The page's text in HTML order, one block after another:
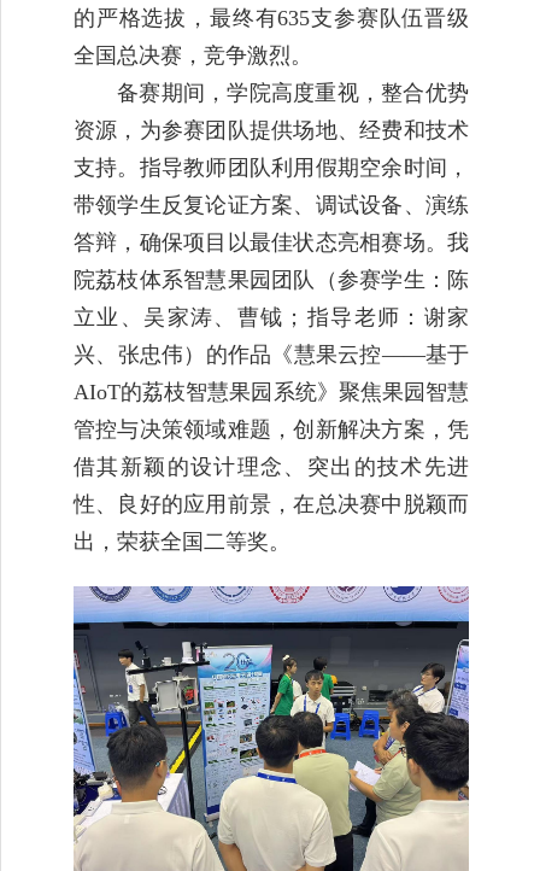
的严格选拔，最终有635支参赛队伍晋级
全国总决赛，竞争激烈。
备赛期间，学院高度重视，整合优势
资源，为参赛团队提供场地、经费和技术
支持。指导教师团队利用假期空余时间，
带领学生反复论证方案、调试设备、演练
答辩，确保项目以最佳状态亮相赛场。我
院荔枝体系智慧果园团队（参赛学生：陈
立业、吴家涛、曹钺；指导老师：谢家
兴、张忠伟）的作品《慧果云控——基于
AIoT的荔枝智慧果园系统》聚焦果园智慧
管控与决策领域难题，创新解决方案，凭
借其新颖的设计理念、突出的技术先进
性、良好的应用前景，在总决赛中脱颖而
出，荣获全国二等奖。